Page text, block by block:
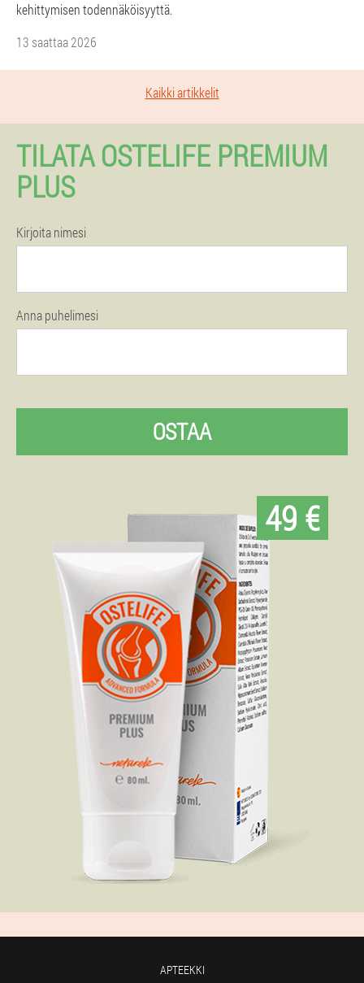
kehittymisen todennäköisyyttä.
13 saattaa 2026
Kaikki artikkelit
TILATA OSTELIFE PREMIUM
PLUS
Kirjoita nimesi
Anna puhelimesi
OSTAA
49 €
APTEEKKI